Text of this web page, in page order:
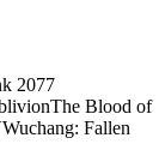
2077
The Blood of
Wuchang: Fallen